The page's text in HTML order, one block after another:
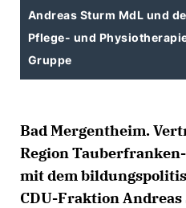
Andreas Sturm MdL und
Pflege- und
Gruppe
Bad Mergentheim.
Region
mit dem
CDU-Fraktion